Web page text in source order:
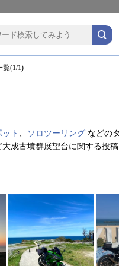
覧(1/1)
ト 、 ソロツーリング などの
成古墳群展望台に関する投